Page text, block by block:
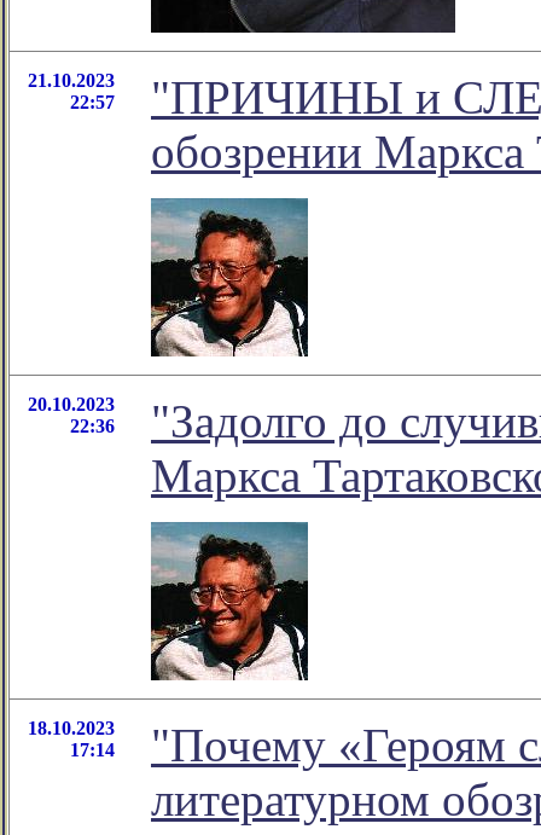
21.10.2023
22:57
"ПРИЧИНЫ и
обозрении Маркса
20.10.2023
22:36
"Задолго до
Маркса
18.10.2023
17:14
"Почему «Героям
литературном